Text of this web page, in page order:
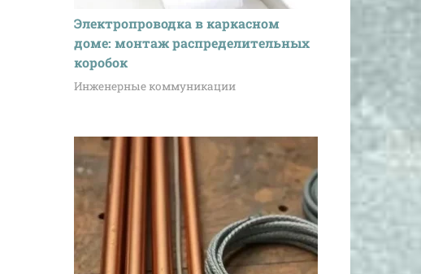
Электропроводка в каркасном
доме: монтаж распределительных
коробок
Инженерные коммуникации